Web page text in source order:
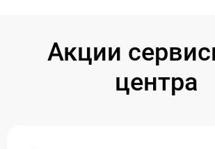
Акции
центра